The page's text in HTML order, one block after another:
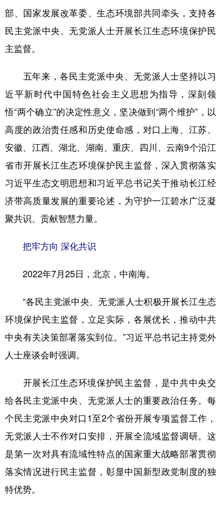
四川 贵州 云南 西藏
陕西 甘肃 青海 宁夏
多语种频道
English Español Français عربى
部、国家发展改革委、生态环境部共同牵头，支持各
民主党派中央、无党派人士开展长江生态环境保护民
主监督。
五年来，各民主党派中央、无党派人士坚持以习
近平新时代中国特色社会主义思想为指导，深刻领
悟“两个确立”的决定性意义，坚决做到“两个维护”，以
高度的政治责任感和历史使命感，对口上海、江苏、
安徽、江西、湖北、湖南、重庆、四川、云南9个沿江
省市开展长江生态环境保护民主监督，深入贯彻落实
习近平生态文明思想和习近平总书记关于推动长江经
济带高质量发展的重要论述，为守护一江碧水广泛凝
聚共识、贡献智慧力量。
把牢方向 深化共识
2022年7月25日，北京，中南海。
“各民主党派中央、无党派人士积极开展长江生态
环境保护民主监督，立足实际，各展优长，推动中共
中央有关决策部署落实到位。”习近平总书记主持党外
人士座谈会时强调。
开展长江生态环境保护民主监督，是中共中央交
给各民主党派中央、无党派人士的重要政治任务。每
个民主党派中央对口1至2个省份开展专项监督工作，
无党派人士不作对口安排，开展全流域监督调研。这
是第一次对具有流域性特点的国家重大战略部署贯彻
落实情况进行民主监督，彰显中国新型政党制度的独
特优势。